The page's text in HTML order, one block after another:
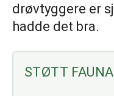
drøvtyggere er
hadde det bra.
STØTT